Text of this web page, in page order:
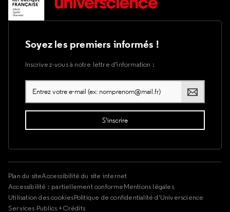
Soyez les premiers informés !
Inscrivez-vous à notre lettre d’information :
Plan du siteAccessibilité du site internet
Accessibilité : partiellement conformeMentions légales
Utilisation des cookiesPolitique de confidentialité d'Universcience
Services Publics +Crédits